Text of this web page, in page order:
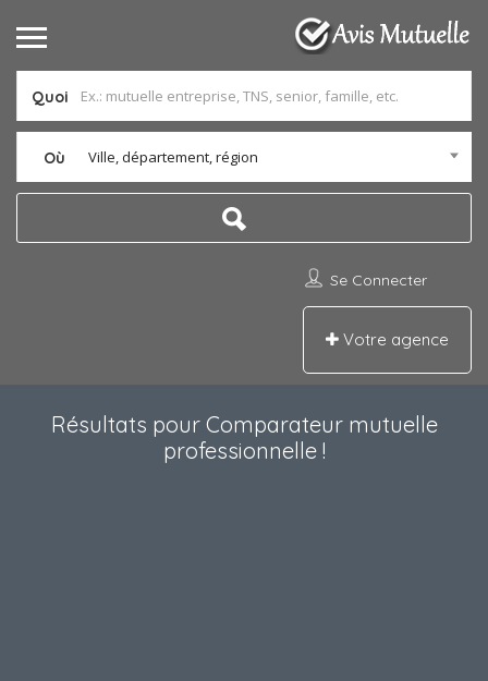
Quoi
Où Ville, département, région
Se Connecter
Votre agence
Résultats pour Comparateur mutuelle
professionnelle!